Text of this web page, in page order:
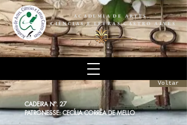
ACADEMIA DE ARTES,
CIÊNCIAS E LETRAS CASTRO ALVES
Voltar
CADEIRA Nº. 27
PATRONESSE: CECÍLIA CORRÊA DE MELLO